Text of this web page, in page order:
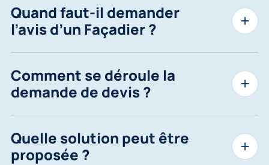
Quand faut-il demander
l’avis d’un Façadier ?
Comment se déroule la
demande de devis ?
Quelle solution peut être
proposée ?